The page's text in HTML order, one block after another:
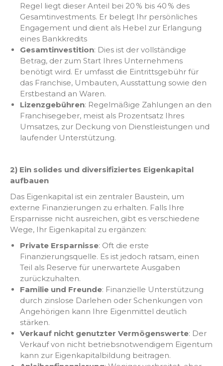
Regel liegt dieser Anteil bei 20 % bis 40 % des
Gesamtinvestments. Er belegt Ihr persönliches
Engagement und dient als Hebel zur Erlangung
eines Bankkredits
Gesamtinvestition: Dies ist der vollständige
Betrag, der zum Start Ihres Unternehmens
benötigt wird. Er umfasst die Eintrittsgebühr für
das Franchise, Umbauten, Ausstattung sowie den
Erstbestand an Waren.
Lizenzgebühren: Regelmäßige Zahlungen an den
Franchisegeber, meist als Prozentsatz Ihres
Umsatzes, zur Deckung von Dienstleistungen und
laufender Unterstützung.
2) Ein solides und diversifiziertes Eigenkapital
aufbauen
Das Eigenkapital ist ein zentraler Baustein, um
externe Finanzierungen zu erhalten. Falls Ihre
Ersparnisse nicht ausreichen, gibt es verschiedene
Wege, Ihr Eigenkapital zu ergänzen:
Private Ersparnisse: Oft die erste
Finanzierungsquelle. Es ist jedoch ratsam, einen
Teil als Reserve für unerwartete Ausgaben
zurückzuhalten.
Familie und Freunde: Finanzielle Unterstützung
durch zinslose Darlehen oder Schenkungen von
Angehörigen kann Ihre Eigenmittel deutlich
stärken.
Verkauf nicht genutzter Vermögenswerte: Der
Verkauf von nicht betriebsnotwendigem Eigentum
kann zur Eigenkapitalbildung beitragen.